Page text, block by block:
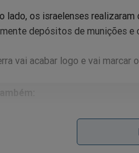
lado, os israelenses
depósitos de munições e
vai acabar logo e vai marcar
Lula faz turismo,